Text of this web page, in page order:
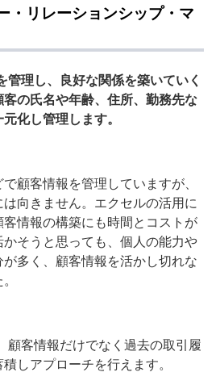
・リレーションシップ・マ
管理し、良好な関係を築いていく
の氏名や年齢、住所、勤務先な
化し管理します。
顧客情報を管理していますが、
向きません。エクセルの活用に
情報の構築にも時間とコストが
かそうと思っても、個人の能力や
多く、顧客情報を活かし切れな
顧客情報だけでなく過去の取引履
しアプローチを行えます。